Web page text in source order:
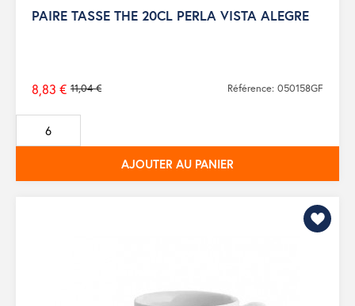
PAIRE TASSE THE 20CL PERLA VISTA ALEGRE
Prix
de
base
11,04 €
8,83 € Référence: 050158GF
AJOUTER AU PANIER